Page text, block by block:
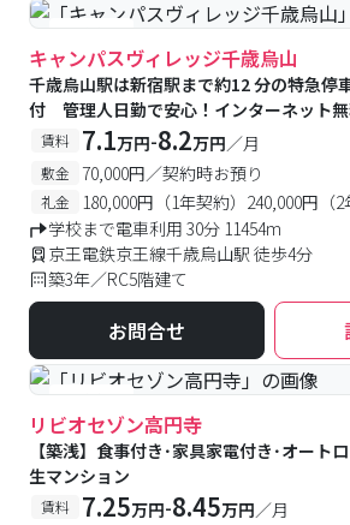
#食事付き
キャンパスヴィレッジ千歳烏山
千歳烏山駅は新宿駅まで約12 分の特急停
付 管理人日勤で安心！インターネット
賃料 7.1万円-8.2万円／月
敷金 70,000円／契約時お預り
礼金
180,000円（1年契約）240,000円（
学校まで電車利用 30分 11454m
京王電鉄京王線千歳烏山駅 徒歩4分
築3年／RC5階建て
お問合せ
#食事付き
リビオセゾン高円寺
【築浅】食事付き･家具家電付き･オート
生マンション
賃料 7.25万円-8.45万円／月